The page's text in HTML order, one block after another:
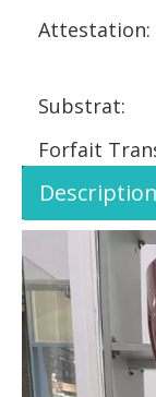
Attestation:
Substrat:
Forfait